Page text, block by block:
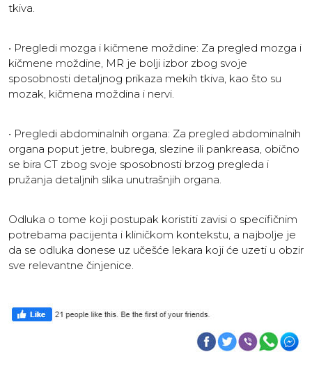
tkiva.
• Pregledi mozga i kičmene moždine: Za pregled mozga i
kičmene moždine, MR je bolji izbor zbog svoje
sposobnosti detaljnog prikaza mekih tkiva, kao što su
mozak, kičmena moždina i nervi.
• Pregledi abdominalnih organa: Za pregled abdominalnih
organa poput jetre, bubrega, slezine ili pankreasa, obično
se bira CT zbog svoje sposobnosti brzog pregleda i
pružanja detaljnih slika unutrašnjih organa.
Odluka o tome koji postupak koristiti zavisi o specifičnim
potrebama pacijenta i kliničkom kontekstu, a najbolje je
da se odluka donese uz učešće lekara koji će uzeti u obzir
sve relevantne činjenice.